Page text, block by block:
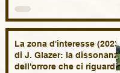
La zona d'interesse
di J. Glazer: la
dell'orrore che ci riguarda